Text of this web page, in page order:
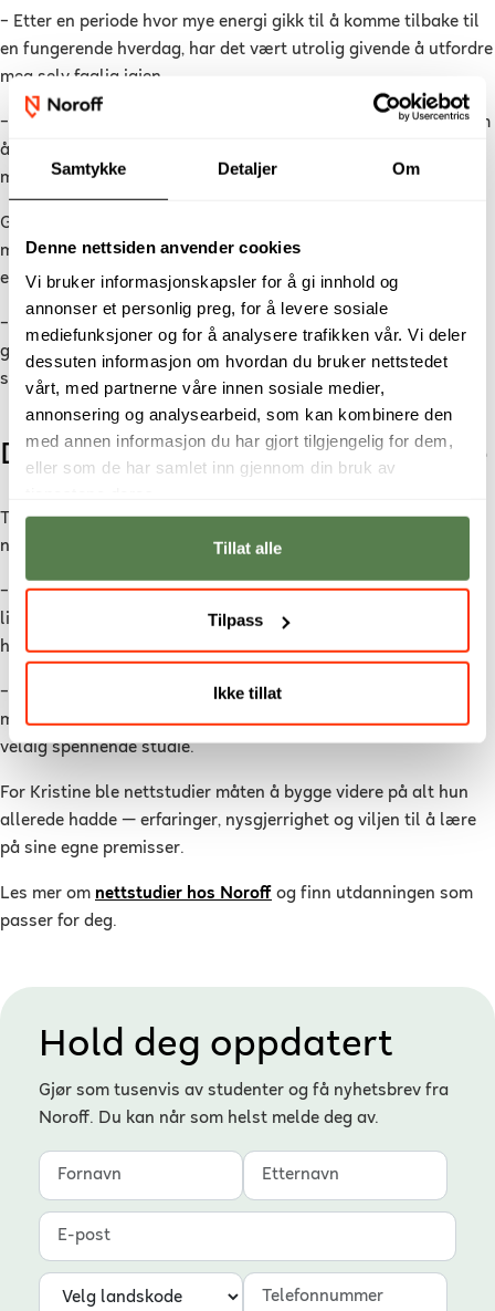
Samtykke Detaljer Om
Denne nettsiden anvender cookies
Vi bruker informasjonskapsler for å gi innhold og
annonser et personlig preg, for å levere sosiale
mediefunksjoner og for å analysere trafikken vår. Vi deler
dessuten informasjon om hvordan du bruker nettstedet
vårt, med partnerne våre innen sosiale medier,
annonsering og analysearbeid, som kan kombinere den
med annen informasjon du har gjort tilgjengelig for dem,
eller som de har samlet inn gjennom din bruk av
Tillat alle
Tilpass
Ikke tillat
– Etter en periode hvor mye energi gikk til å komme tilbake til
en fungerende hverdag, har det vært utrolig givende å utfordre
meg selv faglig igjen.
– Dataanalyse handler ikke bare om tall. Det handler også om
å forstå hva tallene faktisk forteller. Det passer veldig godt
med måten jeg liker å tenke på.
Gjennom studiet har hun også fått et tydeligere bilde av
mulighetene som finnes innen fagfeltet, og større tro på at
erfaringene fra tidligere jobber har verdi.
– Jeg tror det å ha sett ulike arbeidsplasser og utfordringer
gjør at jeg kan se ting fra flere perspektiver. Det kan være en
styrke når man skal analysere og løse problemer.
Du trenger ikke følge en rett linje
Til andre som vurderer å studere Data Analyst eller velge
nettstudier, har hun et tydelig budskap.
– Du trenger ikke å ha en perfekt bakgrunn eller følge en rett
linje for å komme hit. Livet ser forskjellig ut for alle, og det er
helt greit.
– Hvis du er nysgjerrig, liker å forstå sammenhenger og
motiveres av å løse utfordringer, tror jeg dette kan være et
veldig spennende studie.
For Kristine ble nettstudier måten å bygge videre på alt hun
allerede hadde — erfaringer, nysgjerrighet og viljen til å lære
på sine egne premisser.
Les mer om nettstudier hos Noroff og finn utdanningen som
passer for deg.
Hold deg oppdatert
Gjør som tusenvis av studenter og få nyhetsbrev fra
Noroff. Du kan når som helst melde deg av.
Fornavn
Etternavn
E-post
Landskode
Telefonnummer